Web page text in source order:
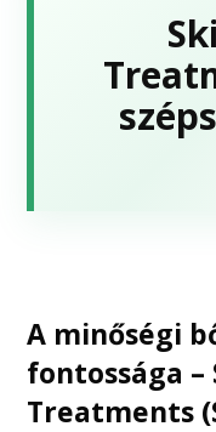
A minőségi
fontossága
Treatments